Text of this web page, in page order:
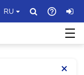
RU